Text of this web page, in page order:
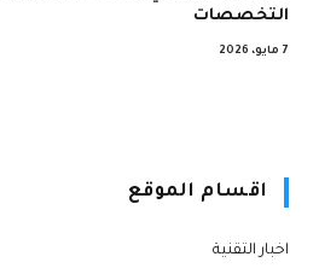
التخصصات
7 مايو، 2026
اقسام الموقع
اخبار التقنية